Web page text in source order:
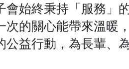
會始終秉持「服務」
次的關心能帶來溫暖
公益行動，為長輩、